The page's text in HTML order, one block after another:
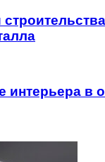
интерьера в